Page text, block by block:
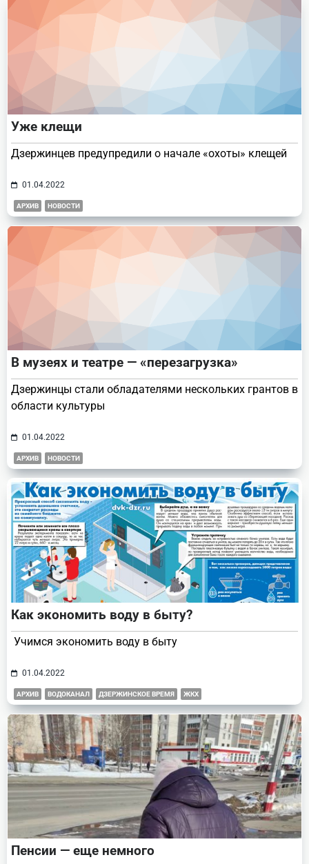
Уже клещи
Дзержинцев предупредили о начале «охоты» клещей
01.04.2022
АРХИВ НОВОСТИ
В музеях и театре — «перезагрузка»
Дзержинцы стали обладателями нескольких грантов в
области культуры
01.04.2022
АРХИВ НОВОСТИ
Как экономить воду в быту?
Учимся экономить воду в быту
01.04.2022
АРХИВ ВОДОКАНАЛ ДЗЕРЖИНСКОЕ ВРЕМЯ ЖКХ
Пенсии — еще немного